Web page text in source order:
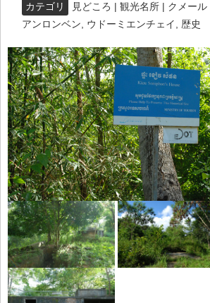
カテゴリ 見どころ | 観光名所 | クメール
アンロンベン
ウドーミエンチェイ 歴史